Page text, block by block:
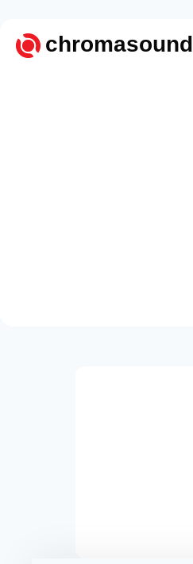
chromasound